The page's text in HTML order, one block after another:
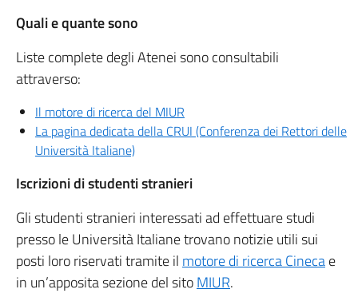
Quali e quante sono
Liste complete degli Atenei sono consultabili
attraverso:
Il motore di ricerca del MIUR
La pagina dedicata della CRUI (Conferenza dei Rettori delle
Università Italiane)
Iscrizioni di studenti stranieri
Gli studenti stranieri interessati ad effettuare studi
presso le Università Italiane trovano notizie utili sui
posti loro riservati tramite il motore di ricerca Cinecae
in un’apposita sezione del sitoMIUR.